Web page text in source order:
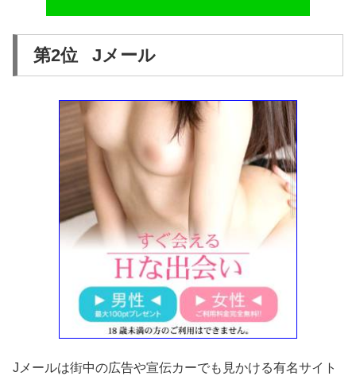
第2位 Jメール
Jメールは街中の広告や宣伝カーでも見かける有名サイト